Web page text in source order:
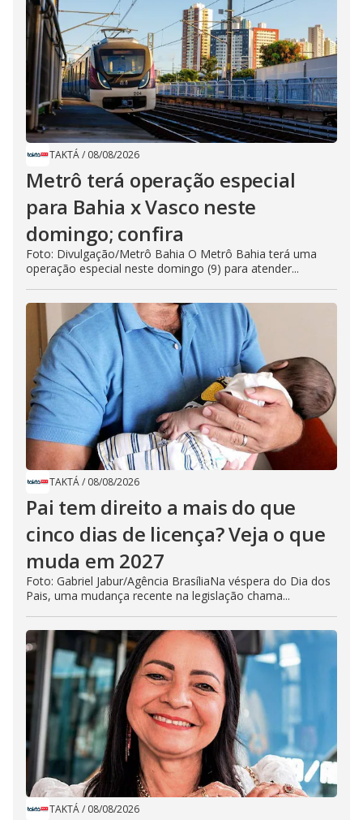
TAKTÁ/ 08/08/2026
Metrô terá operação especial
para Bahia x Vasco neste
domingo; confira
Foto: Divulgação/Metrô Bahia O Metrô Bahia terá uma
operação especial neste domingo (9) para atender...
TAKTÁ/ 08/08/2026
Pai tem direito a mais do que
cinco dias de licença? Veja o que
muda em 2027
Foto: Gabriel Jabur/Agência BrasíliaNa véspera do Dia dos
Pais, uma mudança recente na legislação chama...
TAKTÁ/ 08/08/2026